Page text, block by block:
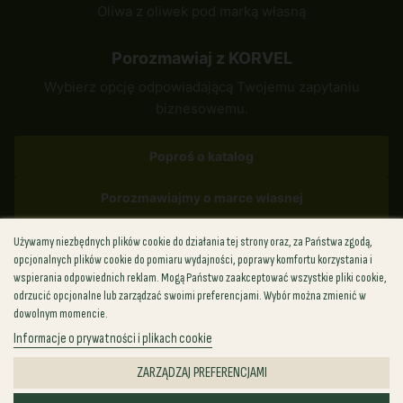
Używamy niezbędnych plików cookie do działania tej strony oraz, za Państwa zgodą,
opcjonalnych plików cookie do pomiaru wydajności, poprawy komfortu korzystania i
wspierania odpowiednich reklam. Mogą Państwo zaakceptować wszystkie pliki cookie,
odrzucić opcjonalne lub zarządzać swoimi preferencjami. Wybór można zmienić w
dowolnym momencie.
Informacje o prywatności i plikach cookie
ZARZĄDZAJ PREFERENCJAMI
Oliwa z oliwek pod marką własną
Porozmawiaj z KORVEL
Poproś o katalog
Porozmawiajmy o marce własnej
✉sales@korvel-food.com
Grecja +30 (211) 198-8817
Wielka Brytania +44 (748) 881-8814
Polska +48 (459) 569-286